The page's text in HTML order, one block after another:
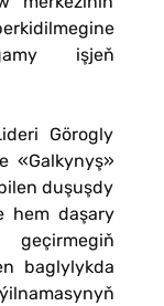
işjeň
Görogly
«Galkynyş»
duşuşdy
hem daşary
baglylykda